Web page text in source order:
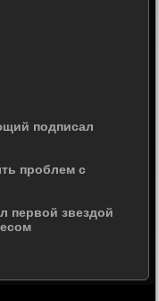
подписал
проблем с
первой звездой